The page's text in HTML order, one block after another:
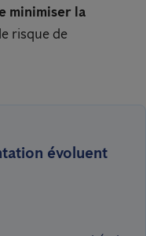
minimiser la
risque de
évoluent